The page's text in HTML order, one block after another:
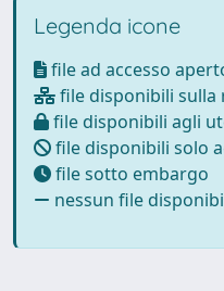
Legenda icone
file ad accesso
file disponibili sulla
file disponibili agli
file disponibili solo
file sotto embargo
nessun file